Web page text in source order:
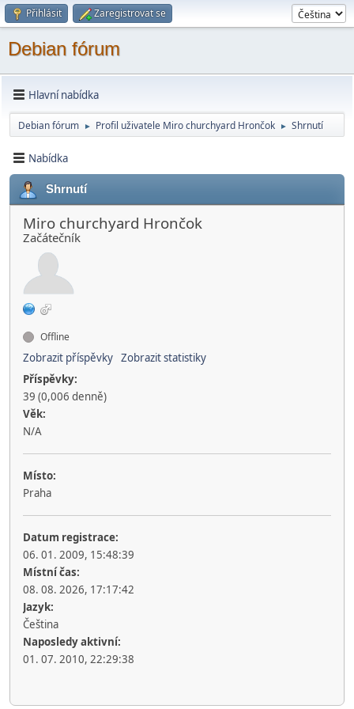
Přihlásit Zaregistrovat se
Debian fórum
Hlavní nabídka
Debian fórum ► Profil uživatele Miro churchyard Hrončok ► Shrnutí
Nabídka
Shrnutí
Miro churchyard Hrončok
Začátečník
Offline
Zobrazit příspěvky Zobrazit statistiky
Příspěvky:
39 (0,006 denně)
Věk:
N/A
Místo:
Praha
Datum registrace:
06. 01. 2009, 15:48:39
Místní čas:
08. 08. 2026, 17:17:42
Jazyk:
Čeština
Naposledy aktivní:
01. 07. 2010, 22:29:38